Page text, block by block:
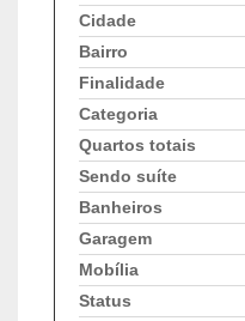
Cidade
Bairro
Finalidade
Categoria
Quartos totais
Sendo suíte
Banheiros
Garagem
Mobília
Status